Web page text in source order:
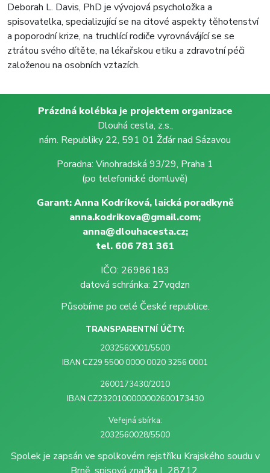
Deborah L. Davis, PhD je vývojová psycholožka a
spisovatelka, specializující se na citové aspekty těhotenství
a poporodní krize, na truchlící rodiče vyrovnávájící se se
ztrátou svého dítěte, na lékařskou etiku a zdravotní péči
založenou na osobních vztazích.
Prázdná kolébka je projektem organizace
Dlouhá cesta, z.s.,
nám. Republiky 22, 591 01 Žďár nad Sázavou
Poradna: Vinohradská 93/29, Praha 1
(po telefonické domluvě)
Garant: Anna Kodríková, laická poradkyně
anna.kodrikova@gmail.com;
anna@dlouhacesta.cz;
tel. 606 781 361
IČO: 26986183
datová schránka: 27vqdzn
Působíme po celé České republice.
TRANSPARENTNÍ ÚČTY:
2032560001/5500
IBAN CZ29 5500 0000 0020 3256 0001
2600173430/2010
IBAN CZ2320100000002600173430
Veřejná sbírka:
2032560028/5500
Spolek je zapsán ve spolkovém rejstříku Krajského soudu v